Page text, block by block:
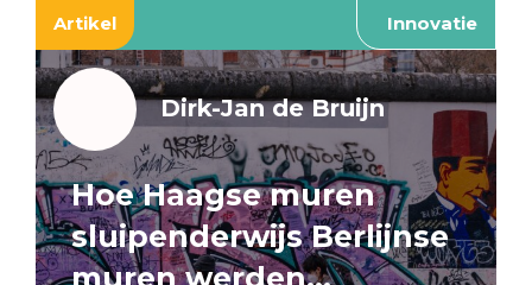
Artikel Innovatie
Dirk-Jan de Bruijn
Hoe Haagse muren
sluipenderwijs Berlijnse